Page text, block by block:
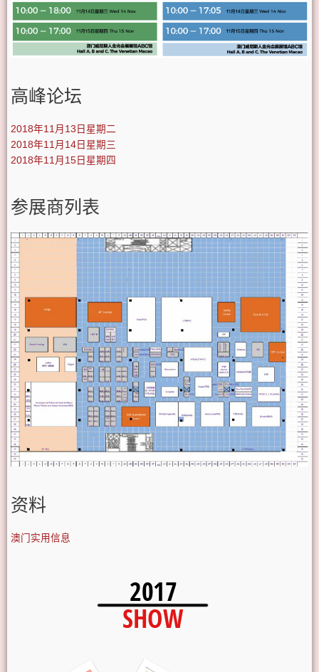
高峰论坛
2018年11月13日星期二
2018年11月14日星期三
2018年11月15日星期四
参展商列表
资料
澳门实用信息